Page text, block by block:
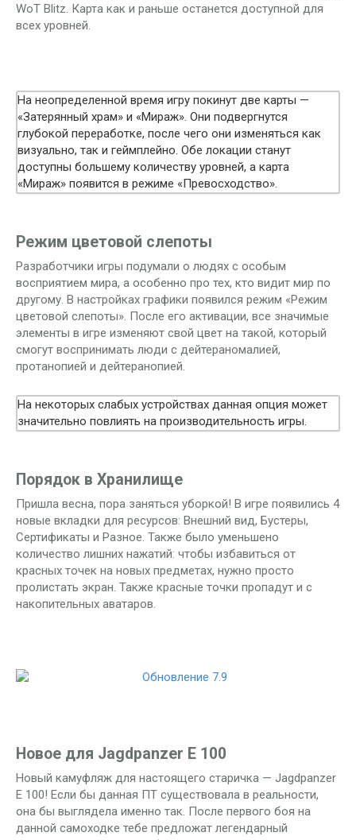
WoT Blitz. Карта как и раньше останется доступной для
всех уровней.
На неопределенной время игру покинут две карты —
«Затерянный храм» и «Мираж». Они подвергнутся
глубокой переработке, после чего они изменяться как
визуально, так и геймплейно. Обе локации станут
доступны большему количеству уровней, а карта
«Мираж» появится в режиме «Превосходство».
Режим цветовой слепоты
Разработчики игры подумали о людях с особым
восприятием мира, а особенно про тех, кто видит мир по
другому. В настройках графики появился режим «Режим
цветовой слепоты». После его активации, все значимые
элементы в игре изменяют свой цвет на такой, который
смогут воспринимать люди с дейтераномалией,
протанопией и дейтеранопией.
На некоторых слабых устройствах данная опция может
значительно повлиять на производительность игры.
Порядок в Хранилище
Пришла весна, пора заняться уборкой! В игре появились 4
новые вкладки для ресурсов: Внешний вид, Бустеры,
Сертификаты и Разное. Также было уменьшено
количество лишних нажатий: чтобы избавиться от
красных точек на новых предметах, нужно просто
пролистать экран. Также красные точки пропадут и с
накопительных аватаров.
Новое для Jagdpanzer E 100
Новый камуфляж для настоящего старичка — Jagdpanzer
E 100! Если бы данная ПТ существовала в реальности,
она бы выглядела именно так. После первого боя на
данной самоходке тебе предложат легендарный